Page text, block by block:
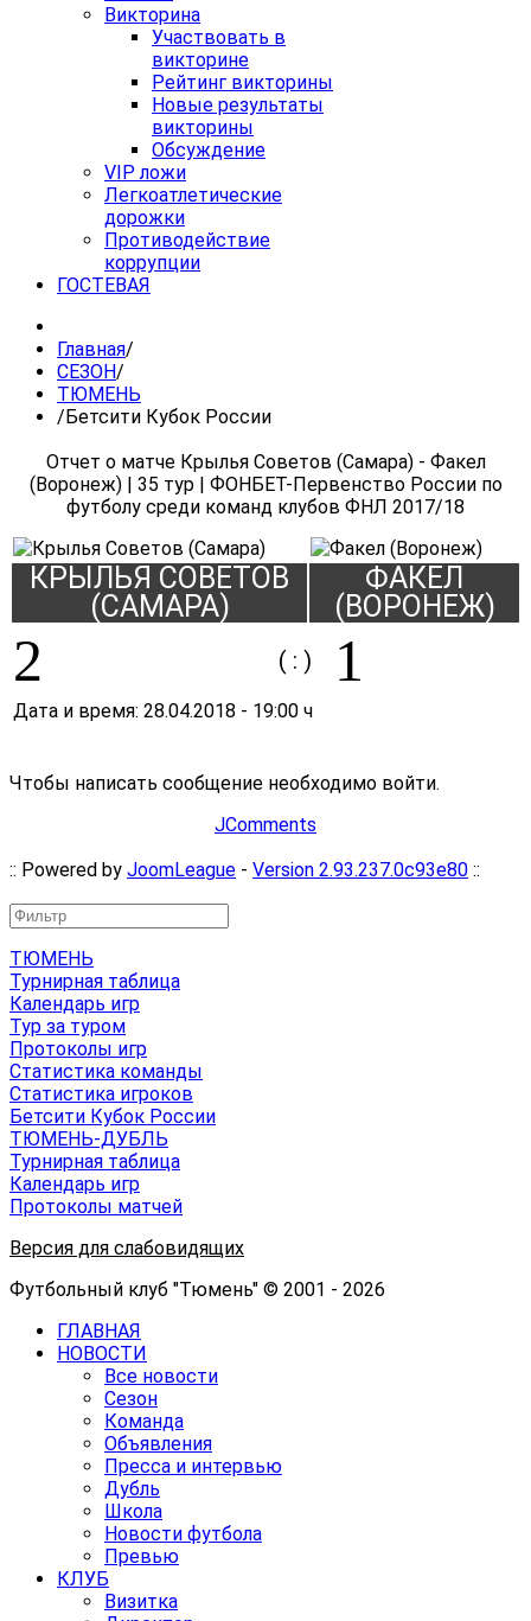
Викторина
Участвовать в
викторине
Рейтинг викторины
Новые результаты
викторины
Обсуждение
VIP ложи
Легкоатлетические
дорожки
Противодействие
коррупции
ГОСТЕВАЯ
Главная/
СЕЗОН/
ТЮМЕНЬ
/ Бетсити Кубок России
Отчет о матче Крылья Советов (Самара) - Факел
(Воронеж) | 35 тур | ФОНБЕТ-Первенство России по
футболу среди команд клубов ФНЛ 2017/18
КРЫЛЬЯ СОВЕТОВ
(САМАРА)
ФАКЕЛ
(ВОРОНЕЖ)
2 ( : ) 1
Дата и время: 28.04.2018 - 19:00 ч
Чтобы написать сообщение необходимо войти.
JComments
:: Powered by JoomLeague - Version 2.93.237.0c93e80 ::
ТЮМЕНЬ
Турнирная таблица
Календарь игр
Тур за туром
Протоколы игр
Статистика команды
Статистика игроков
Бетсити Кубок России
ТЮМЕНЬ-ДУБЛЬ
Турнирная таблица
Календарь игр
Протоколы матчей
Версия для слабовидящих
Футбольный клуб "Тюмень" © 2001 - 2026
ГЛАВНАЯ
НОВОСТИ
Все новости
Сезон
Команда
Объявления
Пресса и интервью
Дубль
Школа
Новости футбола
Превью
КЛУБ
Визитка